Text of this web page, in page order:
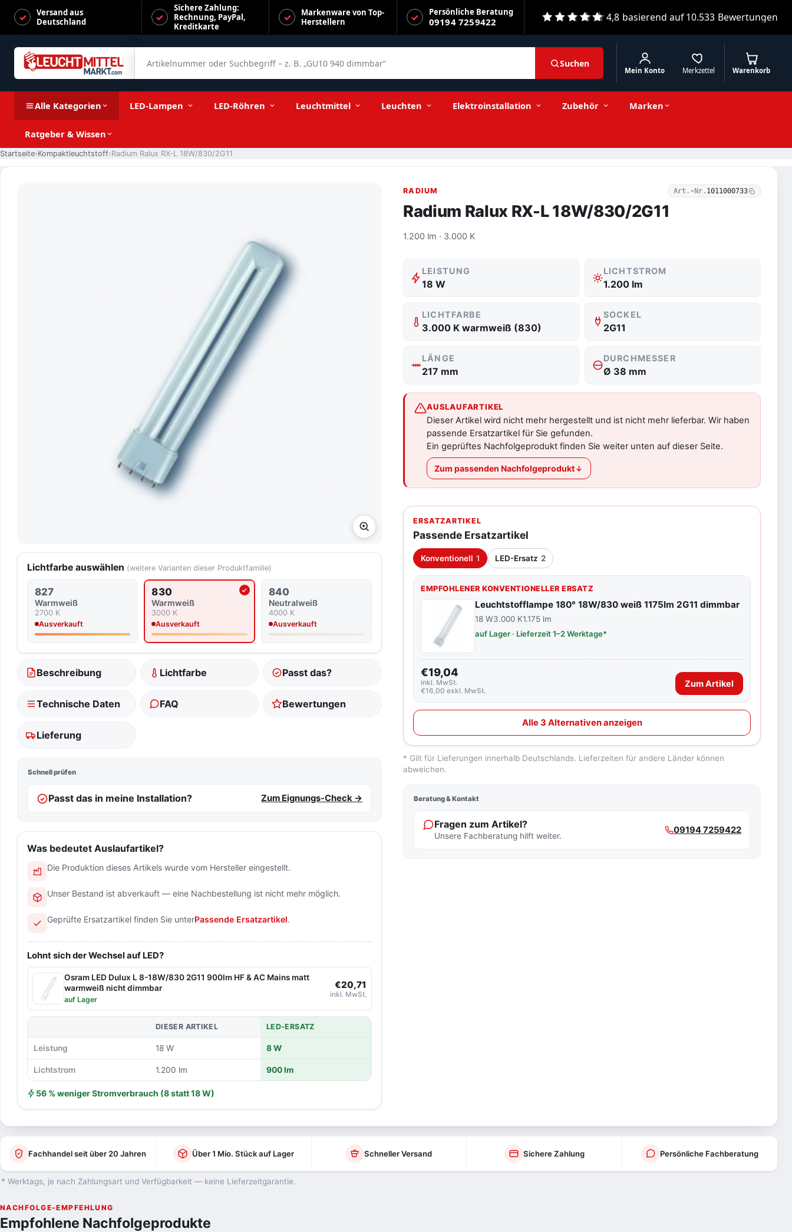
Versand aus
Deutschland
Sichere Zahlung:
Rechnung, PayPal,
Kreditkarte
Markenware von Top-
Herstellern
Persönliche Beratung
09194 7259422 4,8 basierend auf10.533 Bewertungen
Suchen
Merkzettel
Mein Konto Warenkorb
Alle Kategorien LED-Lampen LED-Röhren Leuchtmittel Leuchten Elektroinstallation Zubehör Marken
Ratgeber & Wissen
Startseite Kompaktleuchtstoff Radium Ralux RX-L 18W/830/2G11
RADIUM Art.-Nr. 1011000733
Radium Ralux RX-L 18W/830/2G11
1.200 lm · 3.000 K
Lichtfarbe auswählen (weitere Varianten dieser Produktfamilie)
827
Warmweiß
2700 K
Ausverkauft
830
Warmweiß
3000 K
Ausverkauft
Aktuell ausgewählte Lichtfarbe
840
Neutralweiß
4000 K
Ausverkauft
Beschreibung Lichtfarbe Passt das?
Technische Daten FAQ Bewertungen
Lieferung
Schnell prüfen
Passt das in meine Installation? Zum Eignungs-Check →
Was bedeutet Auslaufartikel?
Die Produktion dieses Artikels wurde vom Hersteller eingestellt.
Unser Bestand ist abverkauft — eine Nachbestellung ist nicht mehr möglich.
Geprüfte Ersatzartikel finden Sie unterPassende Ersatzartikel.
Lohnt sich der Wechsel auf LED?
Osram LED Dulux L 8-18W/830 2G11 900lm HF & AC Mains matt
warmweiß nicht dimmbar
auf Lager
€20,71
inkl. MwSt.
DIESER ARTIKEL LED-ERSATZ
Leistung 18 W 8 W
Lichtstrom 1.200 lm 900 lm
56 % weniger Stromverbrauch (8 statt 18 W)
LEISTUNG
18 W
LICHTSTROM
1.200 lm
LICHTFARBE
3.000 K warmweiß (830)
SOCKEL
2G11
LÄNGE
217 mm
DURCHMESSER
Ø 38 mm
AUSLAUFARTIKEL
Dieser Artikel wird nicht mehr hergestellt und ist nicht mehr lieferbar. Wir haben
passende Ersatzartikel für Sie gefunden.
Ein geprüftes Nachfolgeprodukt finden Sie weiter unten auf dieser Seite.
Zum passenden Nachfolgeprodukt
ERSATZARTIKEL
Passende Ersatzartikel
Konventionell 1 LED-Ersatz 2
EMPFOHLENER KONVENTIONELLER ERSATZ
Leuchtstofflampe 180° 18W/830 weiß 1175lm 2G11 dimmbar
18 W3.000 K1.175 lm
auf Lager · Lieferzeit 1–2 Werktage*
€19,04
inkl. MwSt.
€16,00 exkl. MwSt.
Zum Artikel
Alle 3 Alternativen anzeigen
* Gilt für Lieferungen innerhalb Deutschlands. Lieferzeiten für andere Länder können
abweichen.
Beratung & Kontakt
Fragen zum Artikel?
Unsere Fachberatung hilft weiter.
09194 7259422
Fachhandel seit über 20 Jahren Über 1 Mio. Stück auf Lager Schneller Versand Sichere Zahlung Persönliche Fachberatung
* Werktags, je nach Zahlungsart und Verfügbarkeit — keine Lieferzeitgarantie.
Radium Ralux RX-L 18W/830/2G11 Passende Alternativen
NACHFOLGE-EMPFEHLUNG
Empfohlene Nachfolgeprodukte